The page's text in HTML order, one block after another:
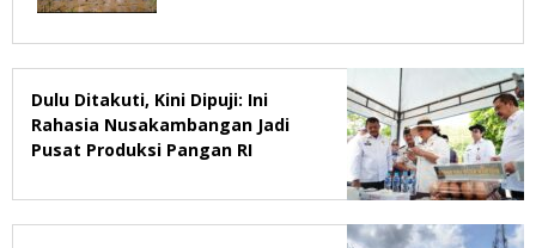
Dulu Ditakuti, Kini Dipuji: Ini
Rahasia Nusakambangan Jadi
Pusat Produksi Pangan RI